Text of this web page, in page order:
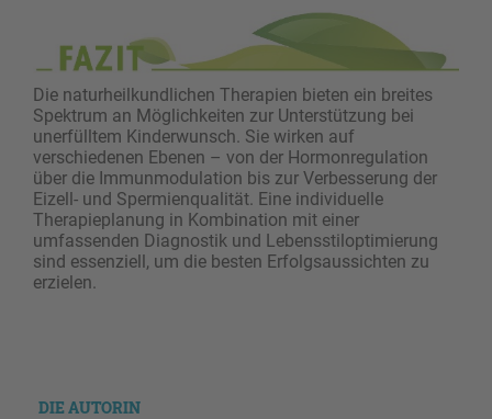
Die naturheilkundlichen Therapien bieten ein breites
Spektrum an Möglichkeiten zur Unterstützung bei
unerfülltem Kinderwunsch. Sie wirken auf
verschiedenen Ebenen – von der Hormonregulation
über die Immunmodulation bis zur Verbesserung der
Eizell- und Spermienqualität. Eine individuelle
Therapieplanung in Kombination mit einer
umfassenden Diagnostik und Lebensstiloptimierung
sind essenziell, um die besten Erfolgsaussichten zu
erzielen.
DIE AUTORIN